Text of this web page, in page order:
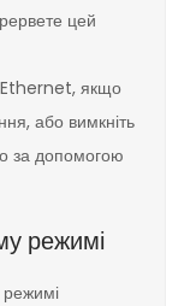
цей
Ethernet, якщо
або вимкніть
за допомогою
режимі